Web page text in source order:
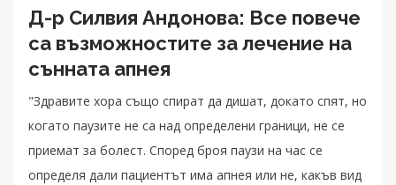
Д-р Силвия Андонова: Все повече
са възможностите за лечение на
сънната апнея
"Здравите хора също спират да дишат, докато спят, но
когато паузите не са над определени граници, не се
приемат за болест. Според броя паузи на час се
определя дали пациентът има апнея или не, какъв вид